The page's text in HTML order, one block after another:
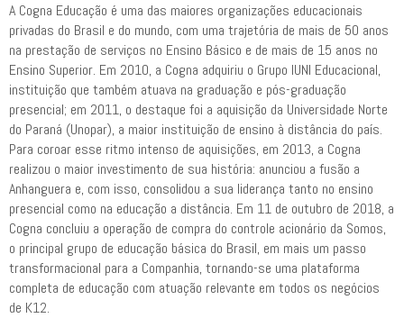
A Cogna Educação é uma das maiores organizações educacionais
privadas do Brasil e do mundo, com uma trajetória de mais de 50 anos
na prestação de serviços no Ensino Básico e de mais de 15 anos no
Ensino Superior. Em 2010, a Cogna adquiriu o Grupo IUNI Educacional,
instituição que também atuava na graduação e pós-graduação
presencial; em 2011, o destaque foi a aquisição da Universidade Norte
do Paraná (Unopar), a maior instituição de ensino à distância do país.
Para coroar esse ritmo intenso de aquisições, em 2013, a Cogna
realizou o maior investimento de sua história: anunciou a fusão a
Anhanguera e, com isso, consolidou a sua liderança tanto no ensino
presencial como na educação a distância. Em 11 de outubro de 2018, a
Cogna concluiu a operação de compra do controle acionário da Somos,
o principal grupo de educação básica do Brasil, em mais um passo
transformacional para a Companhia, tornando-se uma plataforma
completa de educação com atuação relevante em todos os negócios
de K12.